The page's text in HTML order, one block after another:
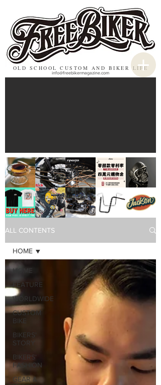
OLD SCHOOL CUSTOM AND BIKER LIFE
info@freebikermagazine.com
ALL CONTENTS
HOME
FEATURE
WORLDWIDE
CUSTOM
BIKE
BIKERS'
STORY
BIKERS'
FASHION
GEAR &
HOME